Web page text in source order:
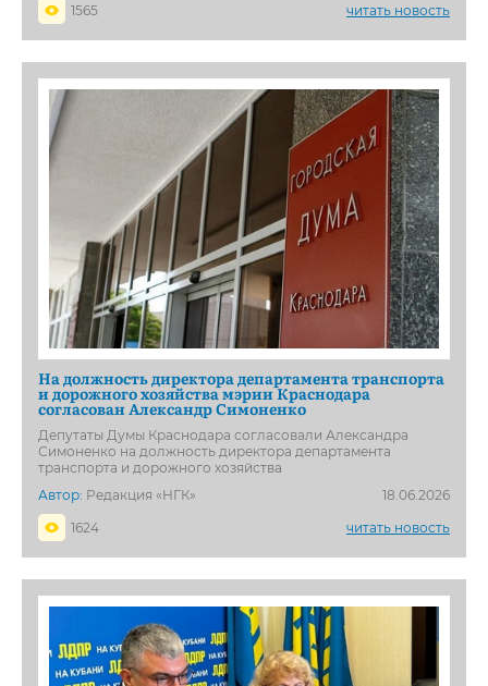
1565 читать новость
На должность директора департамента транспорта
и дорожного хозяйства мэрии Краснодара
согласован Александр Симоненко
Депутаты Думы Краснодара согласовали Александра
Симоненко на должность директора департамента
транспорта и дорожного хозяйства
Автор: Редакция «НГК»
18.06.2026
1624
читать новость